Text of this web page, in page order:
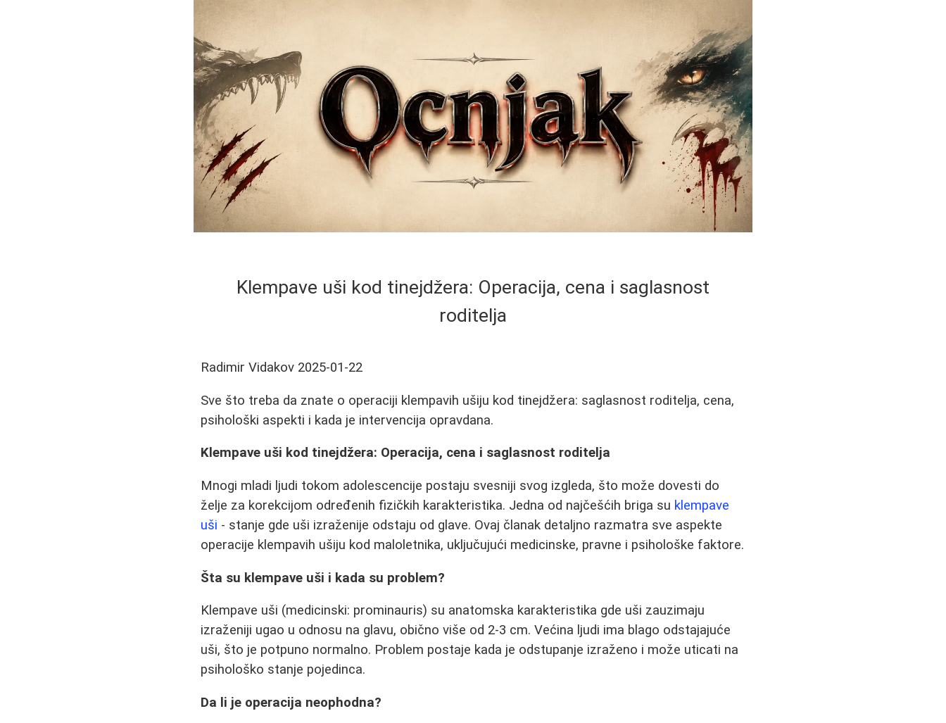
Klempave uši kod tinejdžera: Operacija, cena i saglasnost
roditelja
Radimir Vidakov 2025-01-22
Sve što treba da znate o operaciji klempavih ušiju kod tinejdžera: saglasnost roditelja, cena,
psihološki aspekti i kada je intervencija opravdana.
Klempave uši kod tinejdžera: Operacija, cena i saglasnost roditelja
Mnogi mladi ljudi tokom adolescencije postaju svesniji svog izgleda, što može dovesti do
želje za korekcijom određenih fizičkih karakteristika. Jedna od najčešćih briga su klempave
uši - stanje gde uši izraženije odstaju od glave. Ovaj članak detaljno razmatra sve aspekte
operacije klempavih ušiju kod maloletnika, uključujući medicinske, pravne i psihološke faktore.
Šta su klempave uši i kada su problem?
Klempave uši (medicinski: prominauris) su anatomska karakteristika gde uši zauzimaju
izraženiji ugao u odnosu na glavu, obično više od 2-3 cm. Većina ljudi ima blago odstajajuće
uši, što je potpuno normalno. Problem postaje kada je odstupanje izraženo i može uticati na
psihološko stanje pojedinca.
Da li je operacija neophodna?